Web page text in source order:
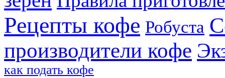
Рецепты кофе Робуста
производители кофе
как подать кофе